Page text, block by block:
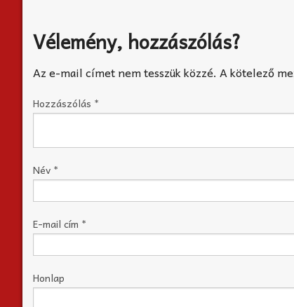
Vélemény, hozzászólás?
Az e-mail címet nem tesszük közzé. A kötelező
Hozzászólás *
Név *
E-mail cím *
Honlap